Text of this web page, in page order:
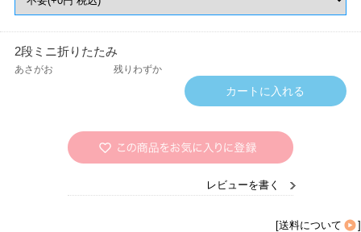
2段ミニ折りたたみ
あさがお 残りわずか
レビューを書く
[送料について ]